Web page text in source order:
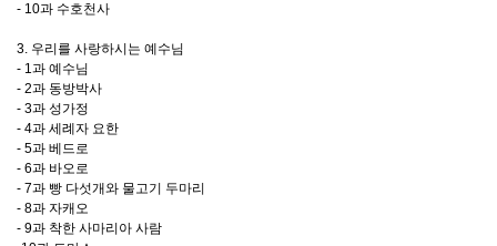
- 10과 수호천사
3. 우리를 사랑하시는 예수님
- 1과 예수님
- 2과 동방박사
- 3과 성가정
- 4과 세례자 요한
- 5과 베드로
- 6과 바오로
- 7과 빵 다섯개와 물고기 두마리
- 8과 자캐오
- 9과 착한 사마리아 사람